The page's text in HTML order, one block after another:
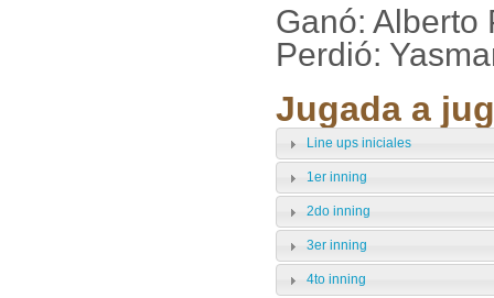
Ganó: Alberto
Perdió:
Jugada a
Line ups iniciales
1er inning
2do inning
3er inning
4to inning